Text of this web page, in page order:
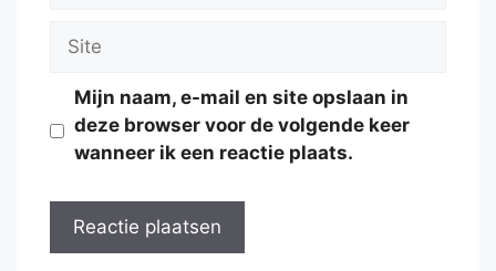
Site
Mijn naam, e-mail en site opslaan in
deze browser voor de volgende keer
wanneer ik een reactie plaats.